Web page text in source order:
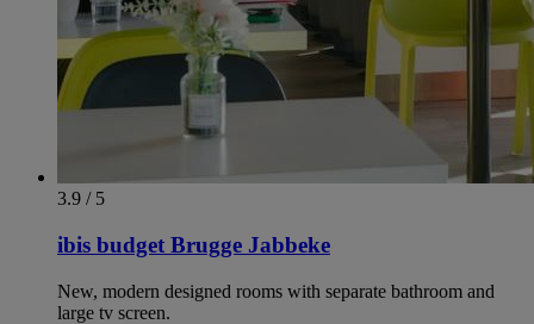
3.9 / 5
ibis budget Brugge Jabbeke
New, modern designed rooms with separate bathroom and
large tv screen.